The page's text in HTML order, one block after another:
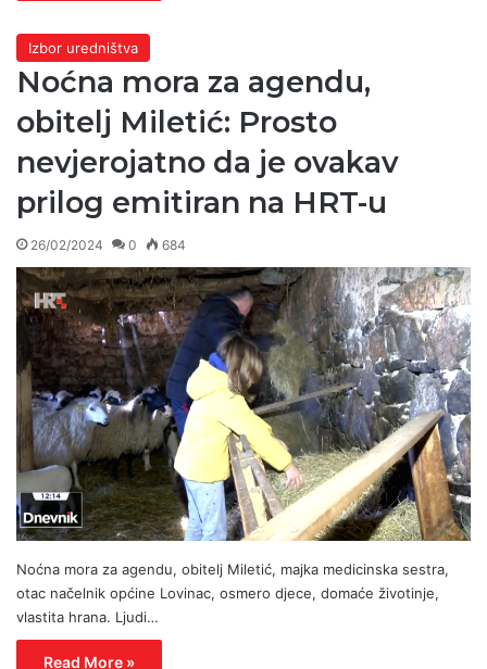
Izbor uredništva
Noćna mora za agendu,
obitelj Miletić: Prosto
nevjerojatno da je ovakav
prilog emitiran na HRT-u
26/02/2024 0 684
Noćna mora za agendu, obitelj Miletić, majka medicinska sestra,
otac načelnik općine Lovinac, osmero djece, domaće životinje,
vlastita hrana. Ljudi…
Read More »